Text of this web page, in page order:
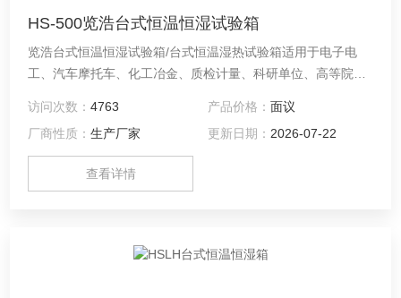
HS-500览浩台式恒温恒湿试验箱
览浩台式恒温恒湿试验箱/台式恒温湿热试验箱适用于电子电
工、汽车摩托车、化工冶金、质检计量、科研单位、高等院
在高温、恒温及湿热环境下贮存和使用时的适应性试验，检测
其各性能指标，是产品模拟环境试验*设备。
访问次数：4763 产品价格： 面议
厂商性质：生产厂家 更新日期： 2026-07-22
查看详情